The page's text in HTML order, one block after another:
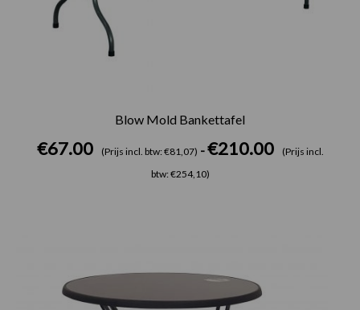
Blow Mold Bankettafel
€67.00 (Prijs incl. btw: €81,07) - €210.00
(Prijs incl.
btw: €254,10)
€93.00